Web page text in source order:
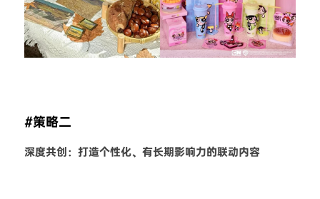
#策略二
深度共创：打造个性化、有长期影响力的联动内容